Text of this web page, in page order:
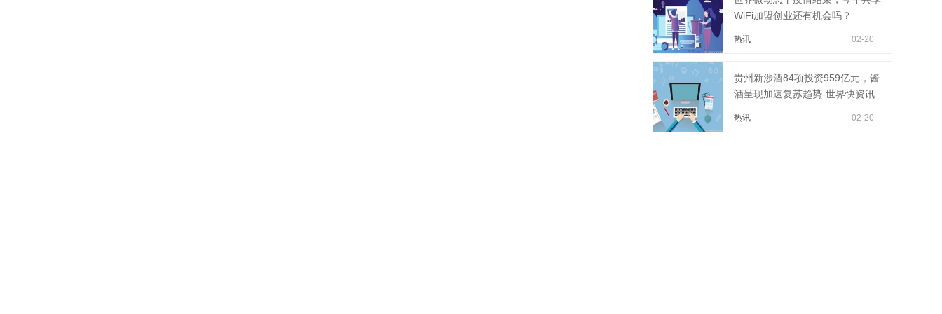
WiFi加盟创业还有机会吗？
热讯 02-20
贵州新涉酒84项投资959亿元，酱
酒呈现加速复苏趋势-世界快资讯
热讯 02-20